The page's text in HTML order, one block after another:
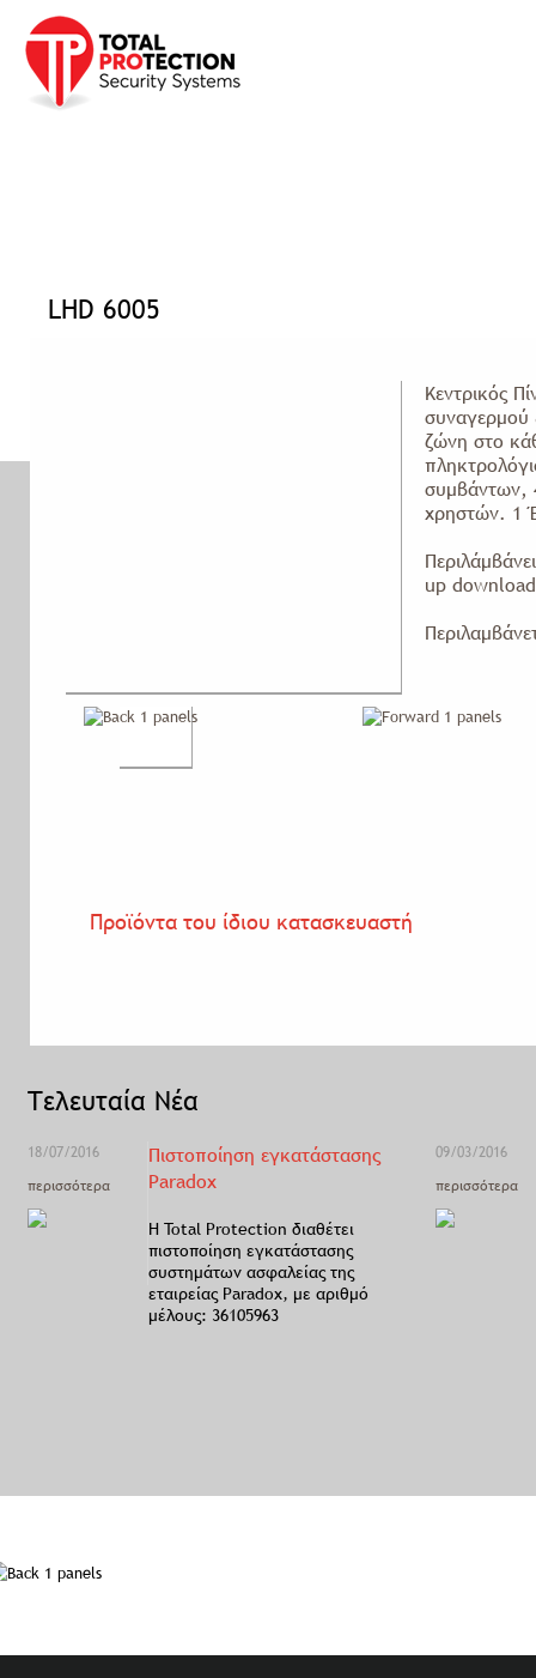
LHD 6005
Κεντρικός
συναγερμού
ζώνη στο
συμβάντων,
χρηστών. 1
up
Προϊόντα του ίδιου κατασκευαστή
Τελευταία Νέα
18/07/2016
περισσότερα
Πιστοποίηση εγκατάστασης
Paradox
Η Total Protection διαθέτει
πιστοποίηση εγκατάστασης
συστημάτων ασφαλείας της
εταιρείας Paradox, με αριθμό
μέλους: 36105963
09/03/2016
περισσότερα